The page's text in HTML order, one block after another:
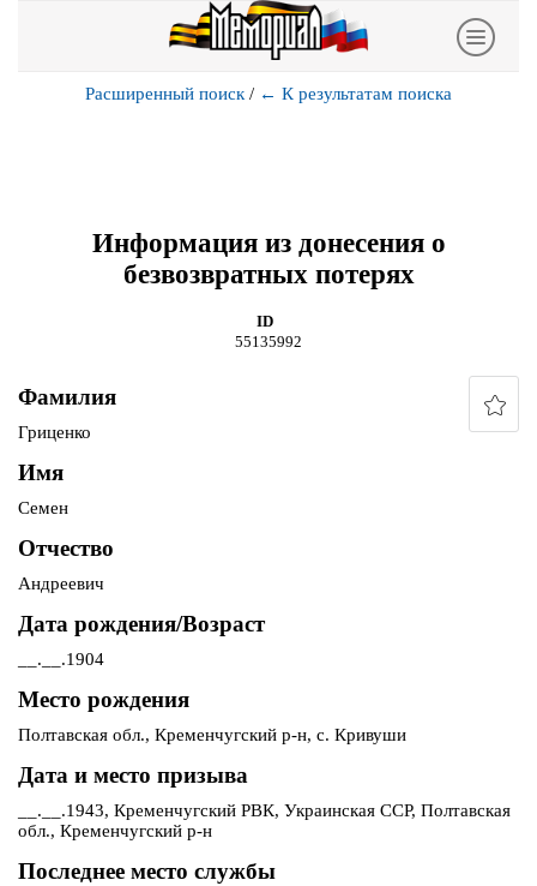
Расширенный поиск / ← К результатам поиска
Информация из донесения о
безвозвратных потерях
ID
55135992
Фамилия
Гриценко
Имя
Семен
Отчество
Андреевич
Дата рождения/Возраст
__.__.1904
Место рождения
Полтавская обл., Кременчугский р-н, с. Кривуши
Дата и место призыва
__.__.1943, Кременчугский РВК, Украинская ССР, Полтавская
обл., Кременчугский р-н
Последнее место службы